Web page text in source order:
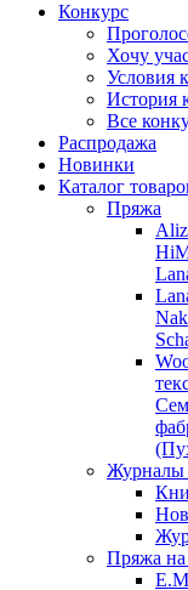
Конкурс
Хочу
Условия
История
Все
Распродажа
Новинки
Каталог
Пряжа
Журналы
Пряжа на